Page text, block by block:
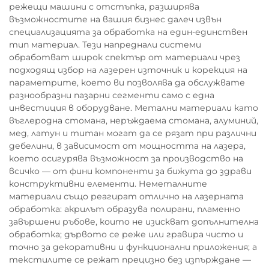
режещи машини с отстъпка, разширява
възможностите на вашия бизнес далеч извън
специализацията за обработка на един-единствен
тип материал. Тези напреднали системи
обработват широк спектър от материали чрез
подходящ избор на лазерен източник и корекция на
параметрите, което ви позволява да обслужвате
разнообразни пазарни сегменти само с една
инвестиция в оборудване. Метални материали като
въглеродна стомана, неръждаема стомана, алуминий,
мед, латун и титан могат да се рязат при различни
дебелини, в зависимост от мощността на лазера,
което осигурява възможност за производство на
всичко — от фини компоненти за бижута до здрави
конструктивни елементи. Неметалните
материали също реагират отлично на лазерната
обработка: акрилът образува полирани, пламенно
завършени ръбове, които не изискват допълнителна
обработка; дървото се реже или гравира чисто и
точно за декоративни и функционални приложения; а
текстилите се режат прецизно без изпърждане —